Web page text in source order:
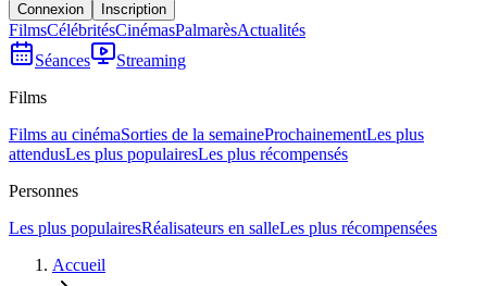
Connexion Inscription
FilmsCélébritésCinémasPalmarèsActualités
Séances
Streaming
Films
Films au cinémaSorties de la semaineProchainementLes plus
attendusLes plus populairesLes plus récompensés
Personnes
Les plus populairesRéalisateurs en salleLes plus récompensées
Accueil